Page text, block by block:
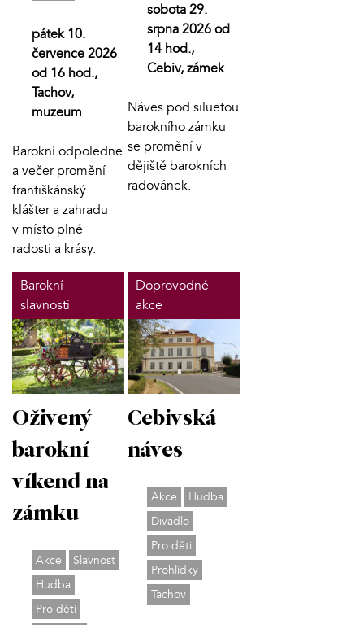
pátek 10.
července 2026
od 16 hod.,
Tachov,
muzeum
Barokní odpoledne
a večer promění
františkánský
klášter a zahradu
v místo plné
radosti a krásy.
sobota 29.
srpna 2026 od
14 hod.,
Cebiv, zámek
Náves pod siluetou
barokního zámku
se promění v
dějiště barokních
radovánek.
Barokní
slavnosti
Oživený
barokní
víkend na
zámku
Akce
Slavnost
Hudba
Pro děti
Doprovodné
akce
Cebivská
náves
Akce
Hudba
Divadlo
Pro děti
Prohlídky
Tachov